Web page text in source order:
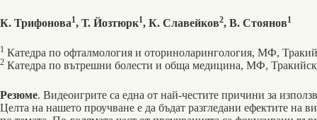
К. Трифонова1, Т. Йозтюрк1, К. Славейков2, В. Стоянов1
1 Катедра по офталмология и оториноларингология, МФ,
2 Катедра по вътрешни болести и обща медицина, МФ,
Резюме. Видеоигрите са една от най-честите причини за
Целта на нашето проучване е да бъдат разгледани ефектите на